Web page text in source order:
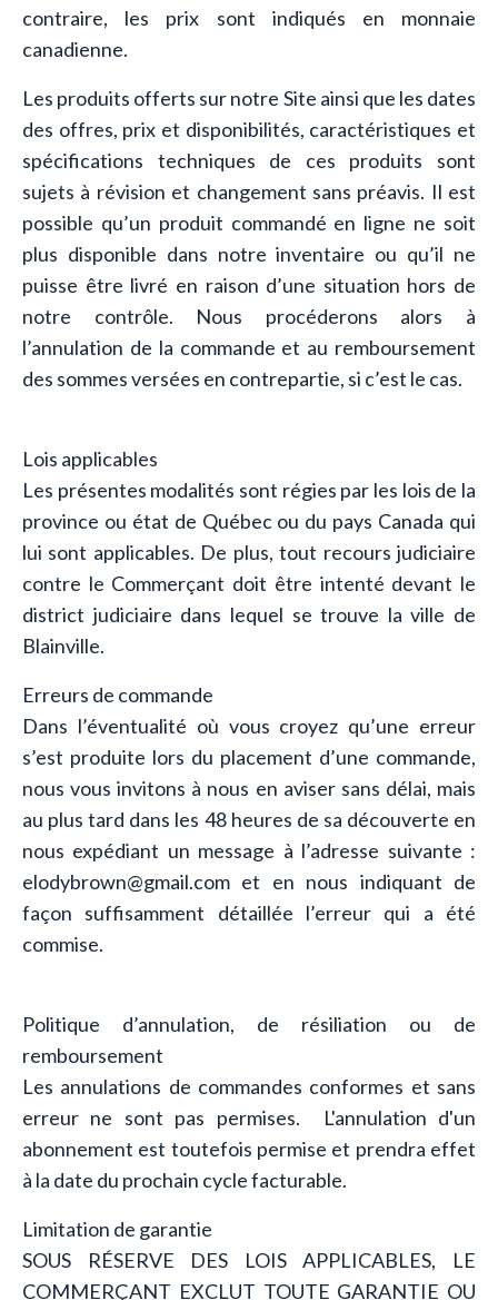
contraire, les prix sont indiqués en monnaie
canadienne.
Les produits offerts sur notre Site ainsi que les dates
des offres, prix et disponibilités, caractéristiques et
spécifications techniques de ces produits sont
sujets à révision et changement sans préavis. Il est
possible qu’un produit commandé en ligne ne soit
plus disponible dans notre inventaire ou qu’il ne
puisse être livré en raison d’une situation hors de
notre contrôle. Nous procéderons alors à
l’annulation de la commande et au remboursement
des sommes versées en contrepartie, si c’est le cas.
Lois applicables
Les présentes modalités sont régies par les lois de la
province ou état de Québec ou du pays Canada qui
lui sont applicables. De plus, tout recours judiciaire
contre le Commerçant doit être intenté devant le
district judiciaire dans lequel se trouve la ville de
Blainville.
Erreurs de commande
Dans l’éventualité où vous croyez qu’une erreur
s’est produite lors du placement d’une commande,
nous vous invitons à nous en aviser sans délai, mais
au plus tard dans les 48 heures de sa découverte en
nous expédiant un message à l’adresse suivante :
elodybrown@gmail.com et en nous indiquant de
façon suffisamment détaillée l’erreur qui a été
commise.
Politique d’annulation, de résiliation ou de
remboursement
Les annulations de commandes conformes et sans
erreur ne sont pas permises. L'annulation d'un
abonnement est toutefois permise et prendra effet
à la date du prochain cycle facturable.
Limitation de garantie
SOUS RÉSERVE DES LOIS APPLICABLES, LE
COMMERÇANT EXCLUT TOUTE GARANTIE OU